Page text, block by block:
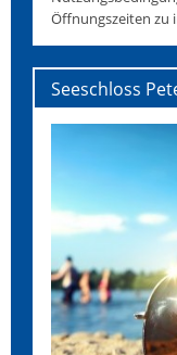
Öffnungszeiten zu
Seeschloss